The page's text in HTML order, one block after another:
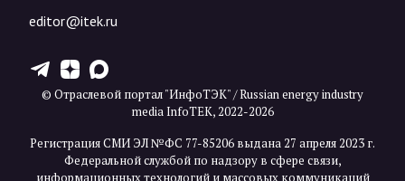
editor@itek.ru
T Z X
© Отраслевой портал "ИнфоТЭК" / Russian energy industry
media InfoTEK, 2022-2026
Регистрация СМИ ЭЛ №ФС 77-85206 выдана 27 апреля 2023 г.
Федеральной службой по надзору в сфере связи,
информационных технологий и массовых коммуникаций